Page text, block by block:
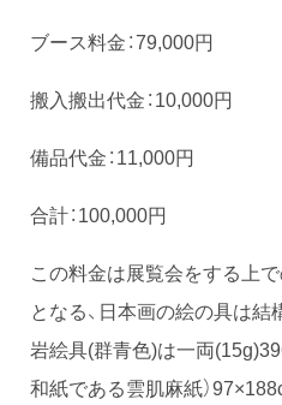
ブース料金：79,000円
搬入搬出代金：10,000円
備品代金：11,000円
合計：100,000円
この料金は展覧会をする上
となる、日本画の絵の具は結構
岩絵具(群青色)は一両
和紙である雲肌麻紙）